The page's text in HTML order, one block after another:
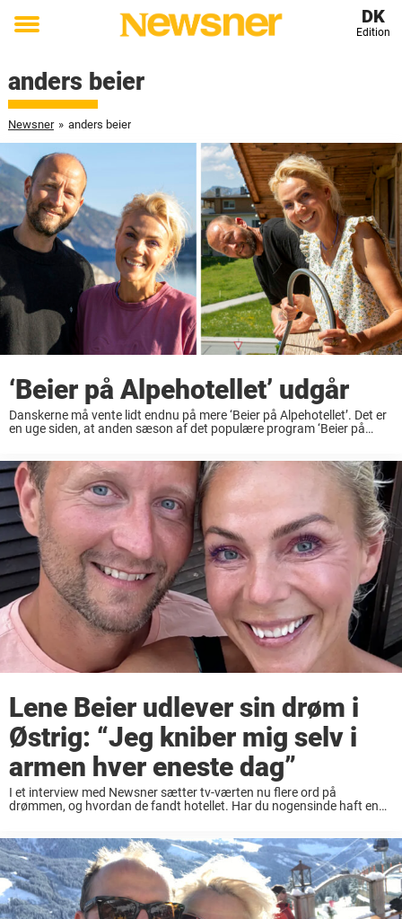
Toggle
DK
Edition
anders beier
Newsner » anders beier
‘Beier på Alpehotellet’ udgår
Danskerne må vente lidt endnu på mere ‘Beier på Alpehotellet’. Det er
en uge siden, at anden sæson af det populære program ‘Beier på
Lene Beier udlever sin drøm i
Østrig: “Jeg kniber mig selv i
armen hver eneste dag”
I et interview med Newsner sætter tv-værten nu flere ord på
drømmen, og hvordan de fandt hotellet. Har du nogensinde haft en